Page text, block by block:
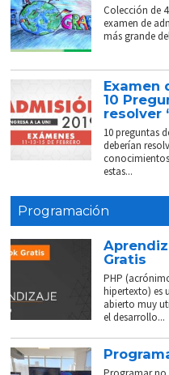
Colección de
examen de
más grande
Examen
10
resolver
10 preguntas
deberían
estas...
Programación
Gratis
PHP
hipertexto) es
abierto muy
el desarrollo...